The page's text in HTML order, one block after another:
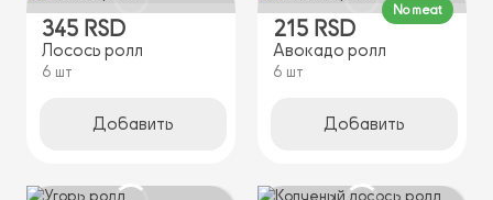
345 RSD
Лосось ролл
6 шт
Добавить
215 RSD
Авокадо ролл
6 шт
Добавить
No meat